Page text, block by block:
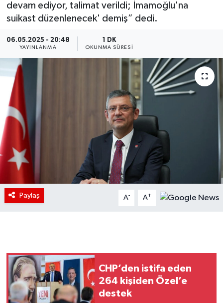
devam ediyor, talimat verildi; İmamoğlu'na
suikast düzenlenecek' demiş” dedi.
06.05.2025 - 20:48
YAYINLANMA
1 DK
OKUNMA SÜRESI
Paylaş A- A+
CHP’den istifa eden
264 kişiden Özel’e
destek